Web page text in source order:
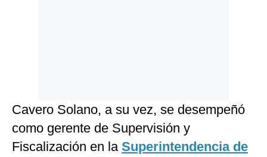
Cavero Solano, a su vez, se desempeñó
como gerente de Supervisión y
Fiscalización en la Superintendencia de